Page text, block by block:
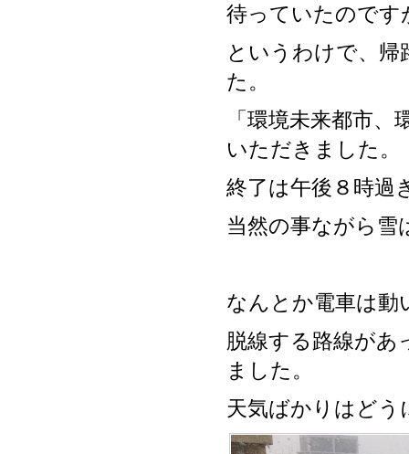
待っていたのです
というわけで、
た。
「環境未来都市
いただきました。
終了は午後８時過
当然の事ながら雪
なんとか電車は動
脱線する路線があ
ました。
天気ばかりはど